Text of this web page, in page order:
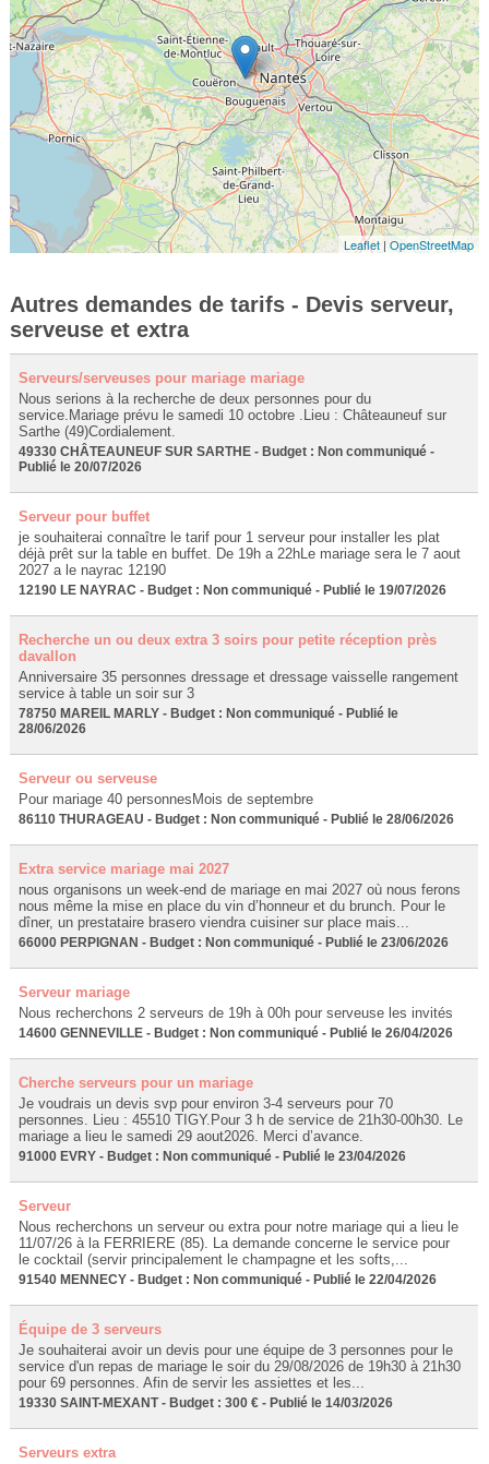
Leaflet|OpenStreetMap
Autres demandes de tarifs - Devis serveur,
serveuse et extra
Serveurs/serveuses pour mariage mariage
Nous serions à la recherche de deux personnes pour du
service.Mariage prévu le samedi 10 octobre .Lieu : Châteauneuf sur
Sarthe (49)Cordialement.
49330 CHÂTEAUNEUF SUR SARTHE - Budget : Non communiqué -
Publié le 20/07/2026
Serveur pour buffet
je souhaiterai connaître le tarif pour 1 serveur pour installer les plat
déjà prêt sur la table en buffet. De 19h a 22hLe mariage sera le 7 aout
2027 a le nayrac 12190
12190 LE NAYRAC - Budget : Non communiqué - Publié le 19/07/2026
Recherche un ou deux extra 3 soirs pour petite réception près
davallon
Anniversaire 35 personnes dressage et dressage vaisselle rangement
service à table un soir sur 3
78750 MAREIL MARLY - Budget : Non communiqué - Publié le
28/06/2026
Serveur ou serveuse
Pour mariage 40 personnesMois de septembre
86110 THURAGEAU - Budget : Non communiqué - Publié le 28/06/2026
Extra service mariage mai 2027
nous organisons un week-end de mariage en mai 2027 où nous ferons
nous même la mise en place du vin d’honneur et du brunch. Pour le
dîner, un prestataire brasero viendra cuisiner sur place mais...
66000 PERPIGNAN - Budget : Non communiqué - Publié le 23/06/2026
Serveur mariage
Nous recherchons 2 serveurs de 19h à 00h pour serveuse les invités
14600 GENNEVILLE - Budget : Non communiqué - Publié le 26/04/2026
Cherche serveurs pour un mariage
Je voudrais un devis svp pour environ 3-4 serveurs pour 70
personnes. Lieu : 45510 TIGY.Pour 3 h de service de 21h30-00h30. Le
mariage a lieu le samedi 29 aout2026. Merci d’avance.
91000 EVRY - Budget : Non communiqué - Publié le 23/04/2026
Serveur
Nous recherchons un serveur ou extra pour notre mariage qui a lieu le
11/07/26 à la FERRIERE (85). La demande concerne le service pour
le cocktail (servir principalement le champagne et les softs,...
91540 MENNECY - Budget : Non communiqué - Publié le 22/04/2026
Équipe de 3 serveurs
Je souhaiterai avoir un devis pour une équipe de 3 personnes pour le
service d'un repas de mariage le soir du 29/08/2026 de 19h30 à 21h30
pour 69 personnes. Afin de servir les assiettes et les...
19330 SAINT-MEXANT - Budget : 300 € - Publié le 14/03/2026
Serveurs extra